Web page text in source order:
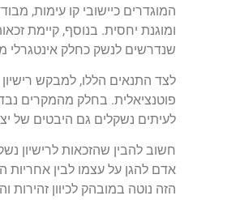
המוגדרים כיישובי קו עימות,
ומוגנת יחסית. בנוסף, קיימת
שנדרשים לנשק כחלק אינטגרלי
לצד התנאים הללו, למבקש
פוטנציאלית. בחלק מהמקרים
לעיתים נשקלים גם היבטים של
חשוב להבין שהזכאות לרישיון
אדם להגן על עצמו לבין אחריות
הזה נוטה במובהק לכיוון